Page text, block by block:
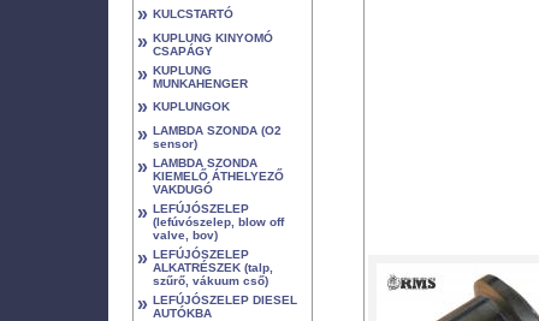
» KULCSTARTÓ
» KUPLUNG KINYOMÓ
CSAPÁGY
» KUPLUNG
MUNKAHENGER
» KUPLUNGOK
» LAMBDA SZONDA (O2
sensor)
» LAMBDA SZONDA
KIEMELŐ ÁTHELYEZŐ
VAKDUGÓ
» LEFÚJÓSZELEP
(lefúvószelep, blow off
valve, bov)
» LEFÚJÓSZELEP
ALKATRÉSZEK (talp,
szűrő, vákuum cső)
» LEFÚJÓSZELEP DIESEL
AUTÓKBA